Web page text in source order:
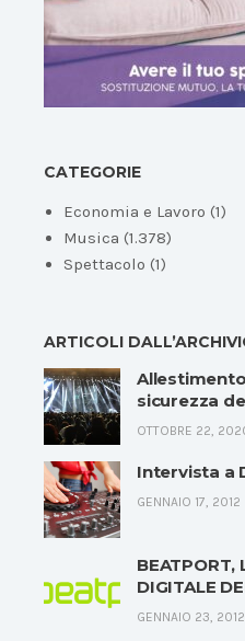
CATEGORIE
Economia e Lavoro (1)
Musica (1.378)
Spettacolo (1)
ARTICOLI
sicurezza
OTTOBRE 22,
Intervista a
GENNAIO 17, 2012
BEATPORT,
DIGITALE
GENNAIO 23, 2012